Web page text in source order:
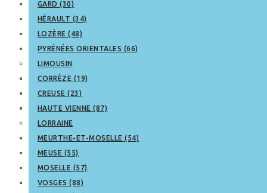
GARD (30)
HÉRAULT (34)
LOZÈRE (48)
PYRÉNÉES ORIENTALES (66)
LIMOUSIN
CORRÈZE (19)
CREUSE (23)
HAUTE VIENNE (87)
LORRAINE
MEURTHE-ET-MOSELLE (54)
MEUSE (55)
MOSELLE (57)
VOSGES (88)